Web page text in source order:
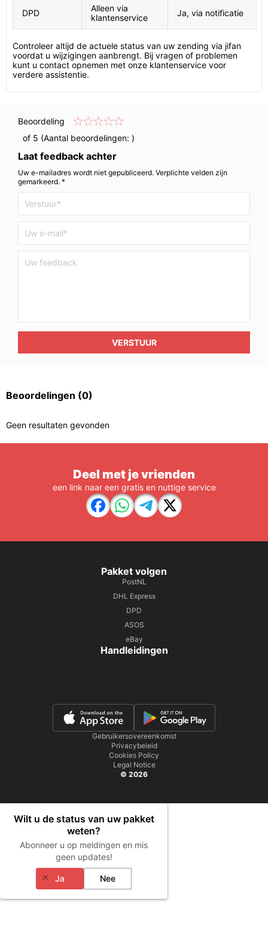
DPD
Alleen via
klantenservice
Ja, via notificatie
Controleer altijd de actuele status van uw zending via jifan
voordat u wijzigingen aanbrengt. Bij vragen of problemen
kunt u contact opnemen met onze klantenservice voor
verdere assistentie.
Beoordeling
of 5 (Aantal beoordelingen: )
Laat feedback achter
Uw e-mailadres wordt niet gepubliceerd. Verplichte velden zijn
gemarkeerd. *
VERSTUUR
Beoordelingen (0)
Geen resultaten gevonden
Deel met je vrienden
een link naar een gratis en nuttige service
Pakket volgen
PostNL
DHL Express
DPD
ASOS
eBay
Handleidingen
Gebruikersovereenkomst
Privacybeleid
Cookies Policy
Legal Notice
© 2026
Wilt u de status van uw pakket
weten?
Abonneer u op meldingen en mis
geen updates!
Ja Nee